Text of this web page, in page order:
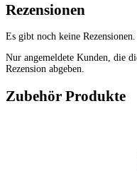
Rezensionen
Es gibt noch keine Rezensionen.
Nur angemeldete Kunden, die
Rezension abgeben.
Zubehör Produkte